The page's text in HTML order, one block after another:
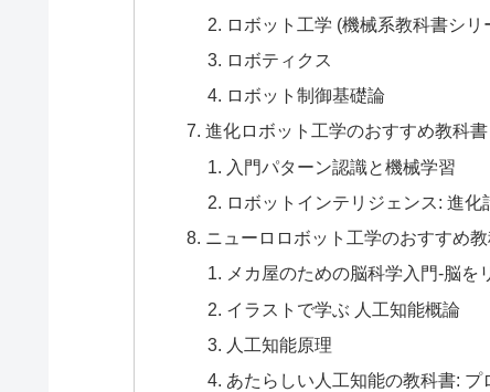
ロボット工学 (機械系教科書シリ
ロボティクス
ロボット制御基礎論
進化ロボット工学のおすすめ教科書
入門パターン認識と機械学習
ロボットインテリジェンス: 進
ニューロロボット工学のおすすめ
メカ屋のための脳科学入門-脳
イラストで学ぶ 人工知能概論
人工知能原理
あたらしい人工知能の教科書: